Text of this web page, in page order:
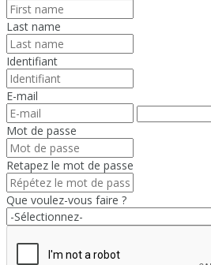
Last name
Identifiant
E-mail
Mot de passe
Retapez le mot de passe
Que voulez-vous faire ?